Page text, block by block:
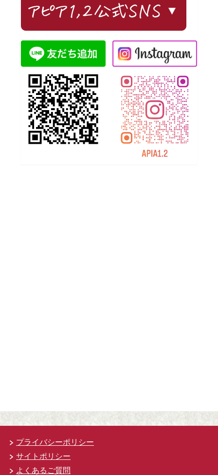
プライバシーポリシー
サイトポリシー
よくあるご質問